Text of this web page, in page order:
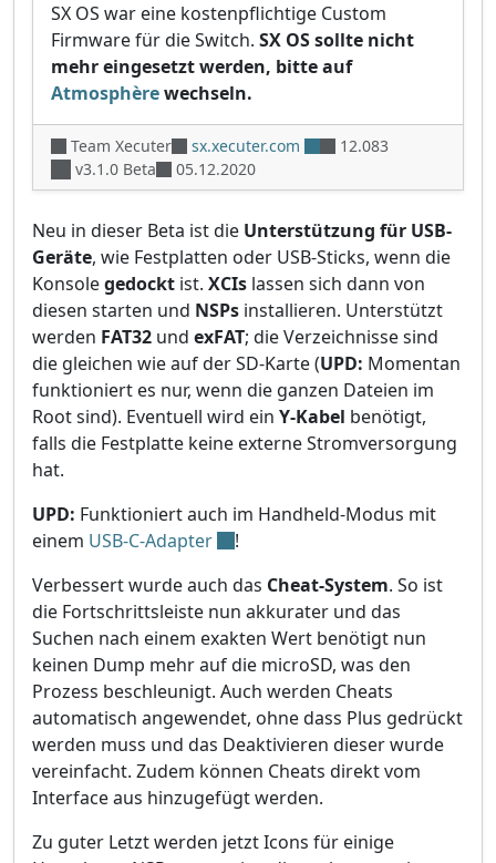
SX OS war eine kostenpflichtige Custom
Firmware für die Switch. SX OS sollte nicht
mehr eingesetzt werden, bitte auf
Atmosphèrewechseln.
Team Xecuter sx.xecuter.com
12.083
v3.1.0 Beta
05.12.2020
Neu in dieser Beta ist die Unterstützung für USB-
Geräte, wie Festplatten oder USB-Sticks, wenn die
Konsolegedockt ist. XCIs lassen sich dann von
diesen starten und NSPs installieren. Unterstützt
werden FAT32 und exFAT; die Verzeichnisse sind
die gleichen wie auf der SD-Karte (UPD: Momentan
funktioniert es nur, wenn die ganzen Dateien im
Root sind). Eventuell wird ein Y-Kabel benötigt,
falls die Festplatte keine externe Stromversorgung
hat.
UPD: Funktioniert auch im Handheld-Modus mit
einem USB-C-Adapter
!
Verbessert wurde auch das Cheat-System. So ist
die Fortschrittsleiste nun akkurater und das
Suchen nach einem exakten Wert benötigt nun
keinen Dump mehr auf die microSD, was den
Prozess beschleunigt. Auch werden Cheats
automatisch angewendet, ohne dass Plus gedrückt
werden muss und das Deaktivieren dieser wurde
vereinfacht. Zudem können Cheats direkt vom
Interface aus hinzugefügt werden.
Zu guter Letzt werden jetzt Icons für einige